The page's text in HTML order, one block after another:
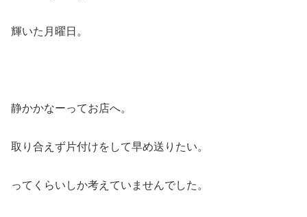
輝いた月曜日。
静かかなーってお店へ。
取り合えず片付けをして早め送りたい。
ってくらいしか考えていませんでした。